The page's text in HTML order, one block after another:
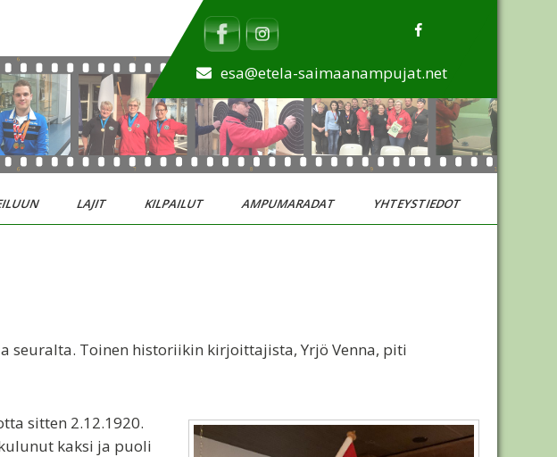
esa@etela-saimaanampujat.net
LAJIT KILPAILUT AMPUMARADAT YHTEYSTIEDOT
seuralta. Toinen historiikin kirjoittajista, Yrjö Venna, piti
sitten 2.12.1920.
kaksi ja puoli